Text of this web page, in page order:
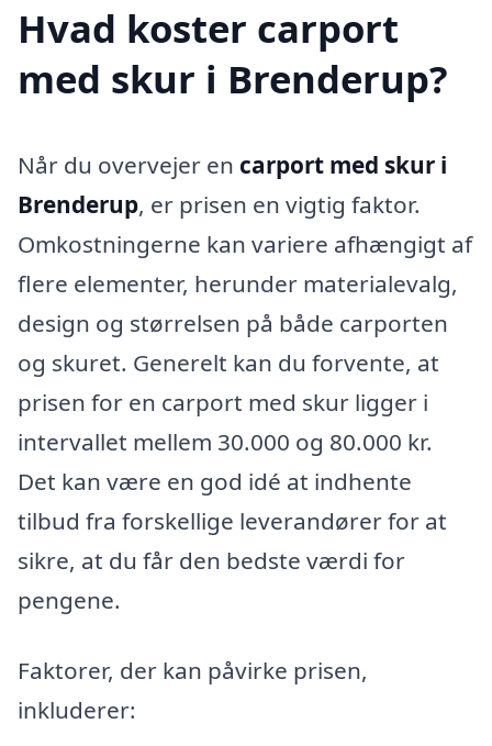
Hvad koster carport
med skur i Brenderup?
Når du overvejer en carport med skur i
Brenderup, er prisen en vigtig faktor.
Omkostningerne kan variere afhængigt af
flere elementer, herunder materialevalg,
design og størrelsen på både carporten
og skuret. Generelt kan du forvente, at
prisen for en carport med skur ligger i
intervallet mellem 30.000 og 80.000 kr.
Det kan være en god idé at indhente
tilbud fra forskellige leverandører for at
sikre, at du får den bedste værdi for
pengene.
Faktorer, der kan påvirke prisen,
inkluderer: